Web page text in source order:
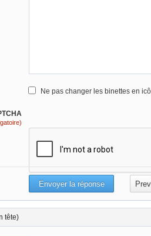
Ne pas changer les binettes en
tête)